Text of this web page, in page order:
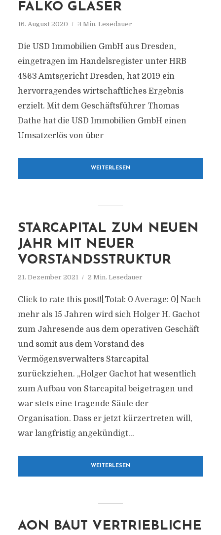
FALKO GLASER
16. August 2020 3 Min. Lesedauer
Die USD Immobilien GmbH aus Dresden,
eingetragen im Handelsregister unter HRB
4863 Amtsgericht Dresden, hat 2019 ein
hervorragendes wirtschaftliches Ergebnis
erzielt. Mit dem Geschäftsführer Thomas
Dathe hat die USD Immobilien GmbH einen
Umsatzerlös von über
WEITERLESEN
STARCAPITAL ZUM NEUEN
JAHR MIT NEUER
VORSTANDSSTRUKTUR
21. Dezember 2021 2 Min. Lesedauer
Click to rate this post![Total: 0 Average: 0] Nach
mehr als 15 Jahren wird sich Holger H. Gachot
zum Jahresende aus dem operativen Geschäft
und somit aus dem Vorstand des
Vermögensverwalters Starcapital
zurückziehen. „Holger Gachot hat wesentlich
zum Aufbau von Starcapital beigetragen und
war stets eine tragende Säule der
Organisation. Dass er jetzt kürzertreten will,
war langfristig angekündigt...
WEITERLESEN
AON BAUT VERTRIEBLICHE